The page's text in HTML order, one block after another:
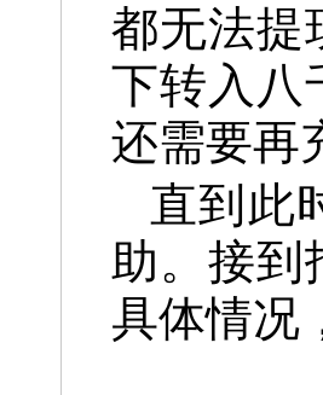
都无法提
下转入八
还需要再
直到此
助。接到
具体情况